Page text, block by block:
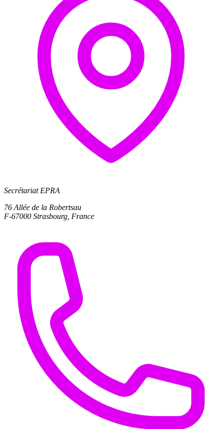
Secrétariat EPRA
76 Allée de la Robertsau
F-67000 Strasbourg, France